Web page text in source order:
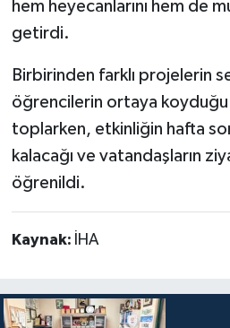
hem heyecanlarını hem de
getirdi.
Birbirinden farklı projelerin
öğrencilerin ortaya koyduğu
toplarken, etkinliğin hafta
kalacağı ve vatandaşların
öğrenildi.
Kaynak: İHA